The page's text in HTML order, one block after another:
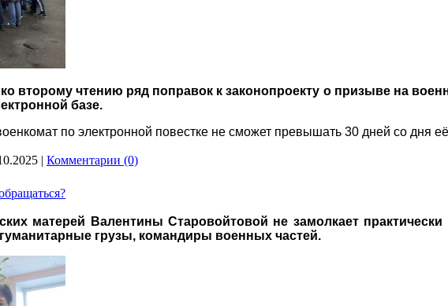
второму чтению ряд поправок к законопроекту о призыве на
базе.
по электронной повестке не сможет превышать 30 дней со дня
| Комментарии (0)
матерей Валентины Старовойтовой не замолкает
грузы, командиры военных частей.